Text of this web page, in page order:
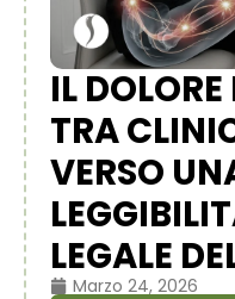
IL
TRA
VERSO
LEGALE
Marzo 24, 2026